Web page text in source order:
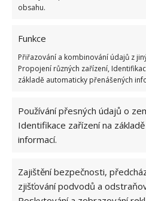
obsahu.
Funkce
Přiřazování a kombinování údajů z
Propojení různých zařízení,
základě automaticky přenášených
Používání přesných údajů o
Identifikace zařízení na
informací.
Zajištění bezpečnosti,
zjišťování podvodů a
zlatem nebo kovem. Na
starých rodičích.
Na závěr nemůžeme
sklo jako sklo. Stalo se vám
To vše způsobuje příliš
jev nazýváme koroze skla.